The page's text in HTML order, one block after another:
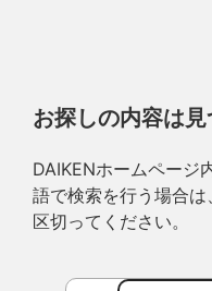
お探しの内容は
DAIKENホームページ
語で検索を行う場合
区切ってください。